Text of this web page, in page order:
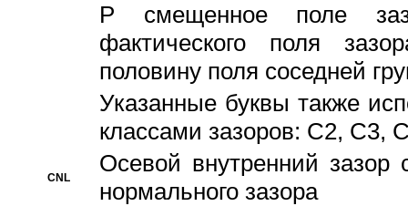
P смещенное поле
фактического поля
половину поля соседней
Указанные буквы также
классами зазоров: С2,
CNL
Осевой внутренний зазор
нормального зазора